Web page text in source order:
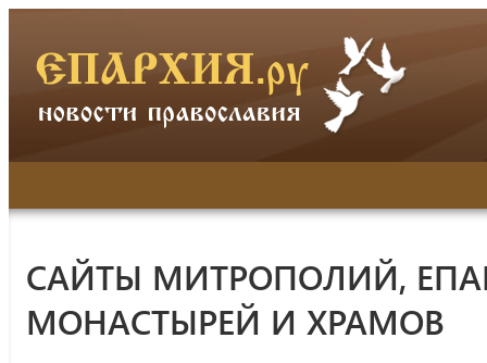
САЙТЫ МИТРОПОЛИЙ,
МОНАСТЫРЕЙ И ХРАМОВ